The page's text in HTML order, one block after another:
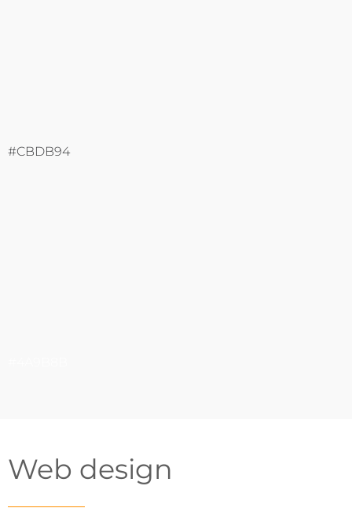
#CBDB94
Web design